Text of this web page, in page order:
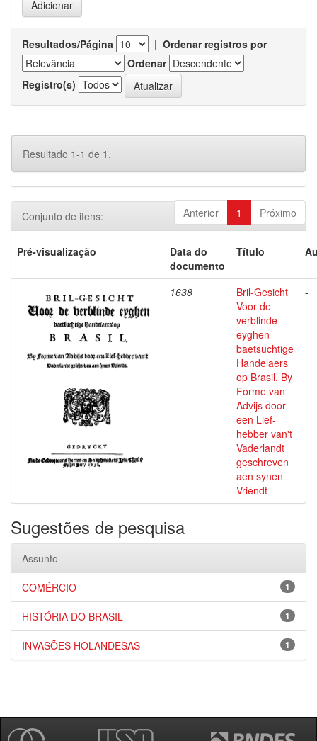
Resultados/Página | Ordenar registros por
Ordenar
Registro(s)
Resultado 1-1 de 1.
Anterior 1 Próximo
Conjunto de itens:
Pré-visualização
Data do
documento
Título
1638
Bril-Gesicht
Voor de
verblinde
eyghen
baetsuchtige
Handelaers
op Brasil. By
Forme van
Advijs door
een Lief-
hebber van't
Vaderlandt
geschreven
aen synen
Vriendt
-
Sugestões de pesquisa
Assunto
1
COMÉRCIO
1
HISTÓRIA DO BRASIL
1
INVASÕES HOLANDESAS